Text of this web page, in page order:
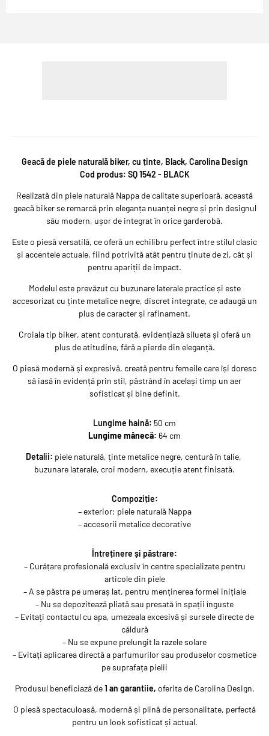
Geacă de piele naturală biker, cu ținte, Black, Carolina Design
Cod produs: SQ 1542 - BLACK
Realizată din piele naturală Nappa de calitate superioară, această
geacă biker se remarcă prin eleganța nuanței negreși prin designul
său modern, ușor de integrat în orice garderobă.
Este o piesă versatilă, ce oferă un echilibru perfect între stilul clasic
și accentele actuale, fiind potrivită atât pentru ținute de zi, cât și
pentru apariții de impact.
Modelul este prevăzut cu buzunare laterale practiceși este
accesorizat cu ținte metalice negre, discret integrate, ce adaugă un
plus de caracter și rafinament.
Croiala tip biker, atent conturată, evidențiază silueta și oferă un
plus de atitudine, fără a pierde din eleganță.
O piesă modernă și expresivă, creată pentru femeile care își doresc
să iasă în evidență prin stil, păstrând în același timp un aer
sofisticat și bine definit.
Lungime haină: 50 cm
Lungime mânecă: 64 cm
Detalii: piele naturală, ținte metalice negre, centură în talie,
buzunare laterale, croi modern, execuție atent finisată.
Compoziție:
– exterior: piele naturală Nappa
– accesorii metalice decorative
Întreținere și păstrare:
– Curățare profesională exclusiv în centre specializate pentru
articole din piele
– A se păstra pe umeraș lat, pentru menținerea formei inițiale
– Nu se depozitează pliată sau presată în spații înguste
– Evitați contactul cu apa, umezeala excesivă și sursele directe de
căldură
– Nu se expune prelungit la razele solare
– Evitați aplicarea directă a parfumurilor sau produselor cosmetice
pe suprafața pielii
Produsul beneficiază de1 an garantiie, oferita de Carolina Design.
O piesă spectaculoasă, modernă și plină de personalitate, perfectă
pentru un look sofisticat și actual.